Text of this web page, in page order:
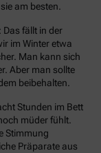
am besten.
fällt in der
im Winter etwa
Man kann sich
Aber man sollte
beibehalten.
Stunden im Bett
müder fühlt.
Stimmung
Präparate aus